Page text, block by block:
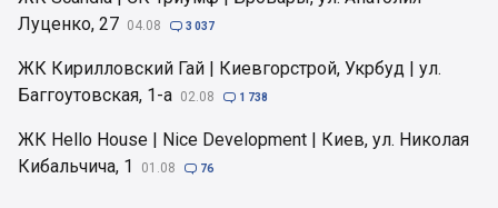
Луценко, 27 04.08  3 037
ЖК Кирилловский Гай | Киевгорстрой, Укрбуд | ул.
Баггоутовская, 1-а 02.08  1 738
ЖК Hello House | Nice Development | Киев, ул. Николая
Кибальчича, 1
01.08  76